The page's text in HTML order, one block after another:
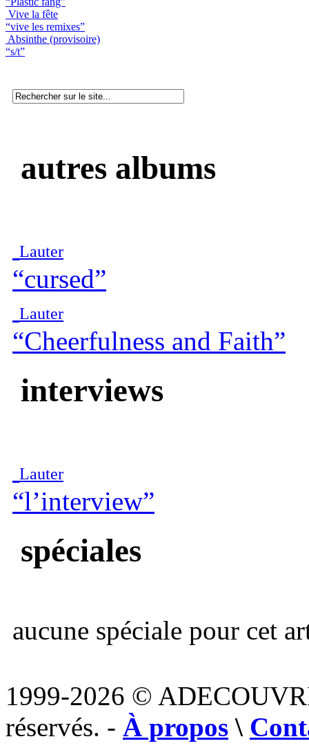
Vive la fête
“vive les remixes”
Absinthe (provisoire)
“s/t”
autres albums
Lauter
“cursed”
Lauter
“Cheerfulness and Faith”
interviews
Lauter
“l’interview”
spéciales
aucune spéciale pour cet
1999-2026 ©
réservés. - À propos \